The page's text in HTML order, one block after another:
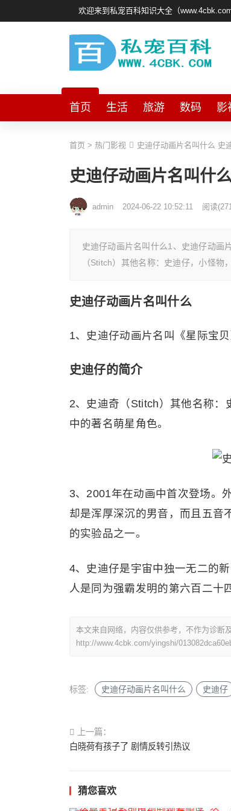
欢迎来到私宠百科知识大全（www.4cbk.com
首页 生活 旅游 数码 影
首页 > 热门影视 史迪仔动画片名叫什么 史
史迪仔动画片名叫什
admin 2024-06-22 10:52:11 阅读(
史迪仔动画片名叫什么1、史迪仔动画
（Stitch）其他名称：史迪仔，小怪
史迪仔动画片名叫什么
1、史迪仔动画片名叫《星际宝
史迪仔的简介
2、史迪奇（Stitch）其他名称：
中的著名萌星角色。
3、2001年在动画中首次登场。
却是浑厚深沉的男音，而且五音
的实验品之一。
4、史迪仔是宇宙中独一无二的
人是同为强霸发明的第六百二十
本文来自网络，内容仅供参考，不作为诊断
http://www.4cbk.com/yingshi/
标签: 史迪仔动画片名叫什么 史迪仔
上一篇：
白晓荷有孩子了 剧情反转引热议
猜您喜欢